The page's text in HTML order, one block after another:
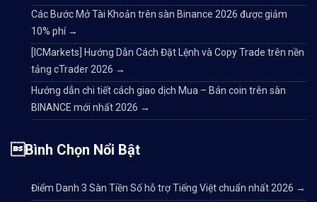
Các Bước Mở Tài Khoản trên sàn Binance 2026 được giảm
10% phí →
[ICMarkets] Hướng Dẫn Cách Đặt Lệnh và Copy Trade trên nền
tảng cTrader 2026 →
Hướng dẫn chi tiết cách giao dịch Mua – Bán coin trên sàn
BINANCE mới nhất 2026 →
Bình Chọn Nổi Bật
Điểm Danh 3 Sàn Tiền Số hỗ trợ Tiếng Việt chuẩn nhất 2026 →